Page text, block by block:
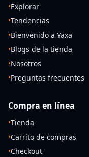
•Explorar
•Tendencias
•Bienvenido a Yaxa
•Blogs de la tienda
•Nosotros
•Preguntas frecuentes
Compra en línea
•Tienda
•Carrito de compras
•Checkout